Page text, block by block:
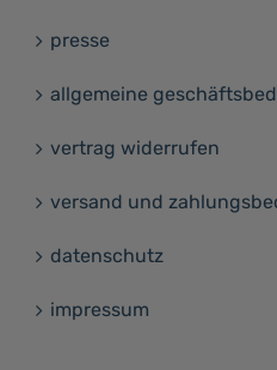
presse
allgemeine
vertrag widerrufen
versand und
datenschutz
impressum